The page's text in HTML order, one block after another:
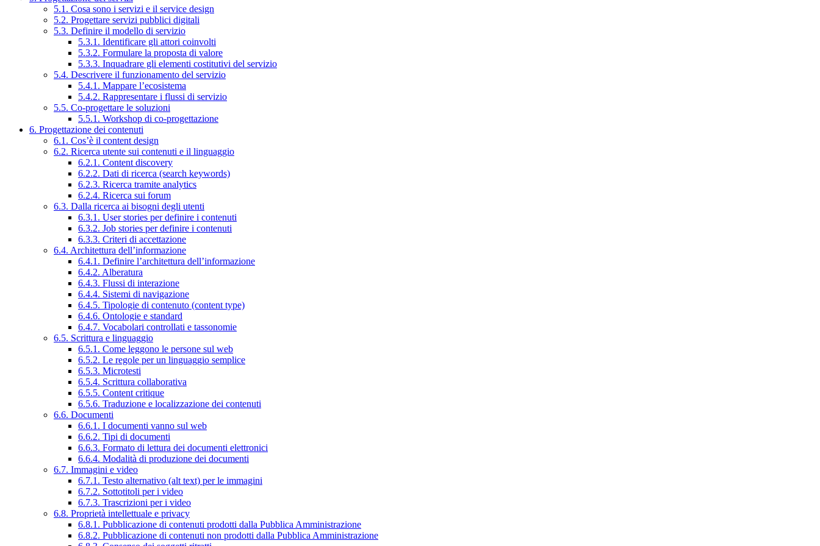
5.1. Cosa sono i servizi e il service design
5.2. Progettare servizi pubblici digitali
5.3. Definire il modello di servizio
5.3.1. Identificare gli attori coinvolti
5.3.2. Formulare la proposta di valore
5.3.3. Inquadrare gli elementi costitutivi del servizio
5.4. Descrivere il funzionamento del servizio
5.4.1. Mappare l’ecosistema
5.4.2. Rappresentare i flussi di servizio
5.5. Co-progettare le soluzioni
5.5.1. Workshop di co-progettazione
6. Progettazione dei contenuti
6.1. Cos’è il content design
6.2. Ricerca utente sui contenuti e il linguaggio
6.2.1. Content discovery
6.2.2. Dati di ricerca (search keywords)
6.2.3. Ricerca tramite analytics
6.2.4. Ricerca sui forum
6.3. Dalla ricerca ai bisogni degli utenti
6.3.1. User stories per definire i contenuti
6.3.2. Job stories per definire i contenuti
6.3.3. Criteri di accettazione
6.4. Architettura dell’informazione
6.4.1. Definire l’architettura dell’informazione
6.4.2. Alberatura
6.4.3. Flussi di interazione
6.4.4. Sistemi di navigazione
6.4.5. Tipologie di contenuto (content type)
6.4.6. Ontologie e standard
6.4.7. Vocabolari controllati e tassonomie
6.5. Scrittura e linguaggio
6.5.1. Come leggono le persone sul web
6.5.2. Le regole per un linguaggio semplice
6.5.3. Microtesti
6.5.4. Scrittura collaborativa
6.5.5. Content critique
6.5.6. Traduzione e localizzazione dei contenuti
6.6. Documenti
6.6.1. I documenti vanno sul web
6.6.2. Tipi di documenti
6.6.3. Formato di lettura dei documenti elettronici
6.6.4. Modalità di produzione dei documenti
6.7. Immagini e video
6.7.1. Testo alternativo (alt text) per le immagini
6.7.2. Sottotitoli per i video
6.7.3. Trascrizioni per i video
6.8. Proprietà intellettuale e privacy
6.8.1. Pubblicazione di contenuti prodotti dalla Pubblica Amministrazione
6.8.2. Pubblicazione di contenuti non prodotti dalla Pubblica Amministrazione